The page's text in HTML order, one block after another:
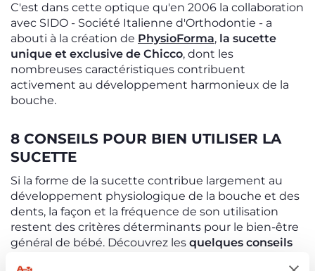
C'est dans cette optique qu'en 2006 la collaboration
avec SIDO - Société Italienne d'Orthodontie - a
abouti à la création de PhysioForma, la sucette
unique et exclusive de Chicco, dont les
nombreuses caractéristiques contribuent
activement au développement harmonieux de la
bouche.
8 CONSEILS POUR BIEN UTILISER LA
SUCETTE
Si la forme de la sucette contribue largement au
développement physiologique de la bouche et des
dents, la façon et la fréquence de son utilisation
restent des critères déterminants pour le bien-être
général de bébé. Découvrez les quelques conseils